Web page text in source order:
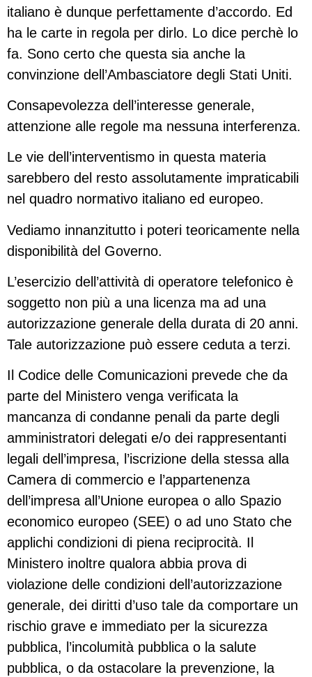
italiano è dunque perfettamente d’accordo. Ed
ha le carte in regola per dirlo. Lo dice perchè lo
fa. Sono certo che questa sia anche la
convinzione dell’Ambasciatore degli Stati Uniti.
Consapevolezza dell’interesse generale,
attenzione alle regole ma nessuna interferenza.
Le vie dell’interventismo in questa materia
sarebbero del resto assolutamente impraticabili
nel quadro normativo italiano ed europeo.
Vediamo innanzitutto i poteri teoricamente nella
disponibilità del Governo.
L’esercizio dell’attività di operatore telefonico è
soggetto non più a una licenza ma ad una
autorizzazione generale della durata di 20 anni.
Tale autorizzazione può essere ceduta a terzi.
Il Codice delle Comunicazioni prevede che da
parte del Ministero venga verificata la
mancanza di condanne penali da parte degli
amministratori delegati e/o dei rappresentanti
legali dell’impresa, l’iscrizione della stessa alla
Camera di commercio e l’appartenenza
dell’impresa all’Unione europea o allo Spazio
economico europeo (SEE) o ad uno Stato che
applichi condizioni di piena reciprocità. Il
Ministero inoltre qualora abbia prova di
violazione delle condizioni dell’autorizzazione
generale, dei diritti d’uso tale da comportare un
rischio grave e immediato per la sicurezza
pubblica, l’incolumità pubblica o la salute
pubblica, o da ostacolare la prevenzione, la